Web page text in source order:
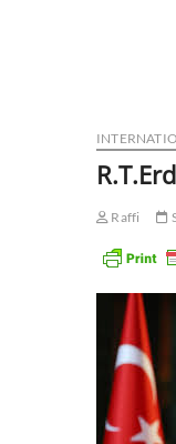
Raffi